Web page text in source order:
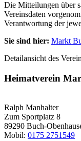
Die Mitteilungen über
Vereinsdaten
Verantwortung der
Sie sind hier: Markt
Detailansicht des
Heimatverein
Ralph Manhalter
Zum Sportplatz 8
89290 Buch-
Mobil: 0175 2751549